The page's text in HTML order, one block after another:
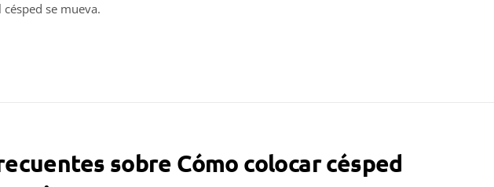
se mueva.
sobre Cómo colocar césped